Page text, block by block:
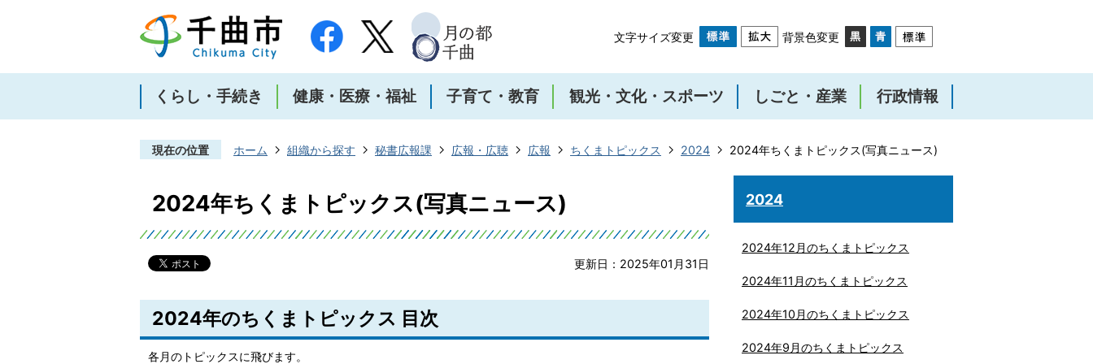
文字サイズ変更 背景色変更
くらし・手続き 健康・医療・福祉 子育て・教育 観光・文化・スポーツ しごと・産業 行政情報
現在の位置 ホーム 組織から探す 秘書広報課 広報・広聴 広報 ちくまトピックス 2024 2024年ちくまトピックス(写真ニュース)
2024年ちくまトピックス(写真ニュース)
更新日：2025年01月31日
2024年のちくまトピックス 目次
各月のトピックスに飛びます。
2024
2024年12月のちくまトピックス
2024年11月のちくまトピックス
2024年10月のちくまトピックス
2024年9月のちくまトピックス